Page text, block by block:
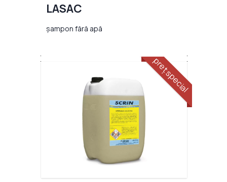
LASAC
șampon fără apă
preț special